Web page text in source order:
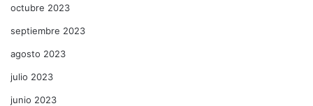
octubre 2023
septiembre 2023
agosto 2023
julio 2023
junio 2023